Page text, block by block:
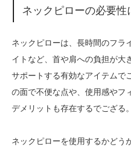
ネックピローの必要性
ネックピローは、長時間のフラ
イトなど、首や肩への負担が大
サポートする有効なアイテムで
の面で不便な点や、使用感やフ
デメリットも存在するでござる。
ネックピローを使用するかどう